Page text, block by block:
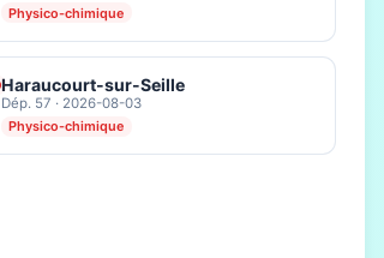
Physico-chimique
Haraucourt-sur-Seille
Dép. 57 · 2026-08-03
Physico-chimique